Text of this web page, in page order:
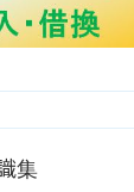
集